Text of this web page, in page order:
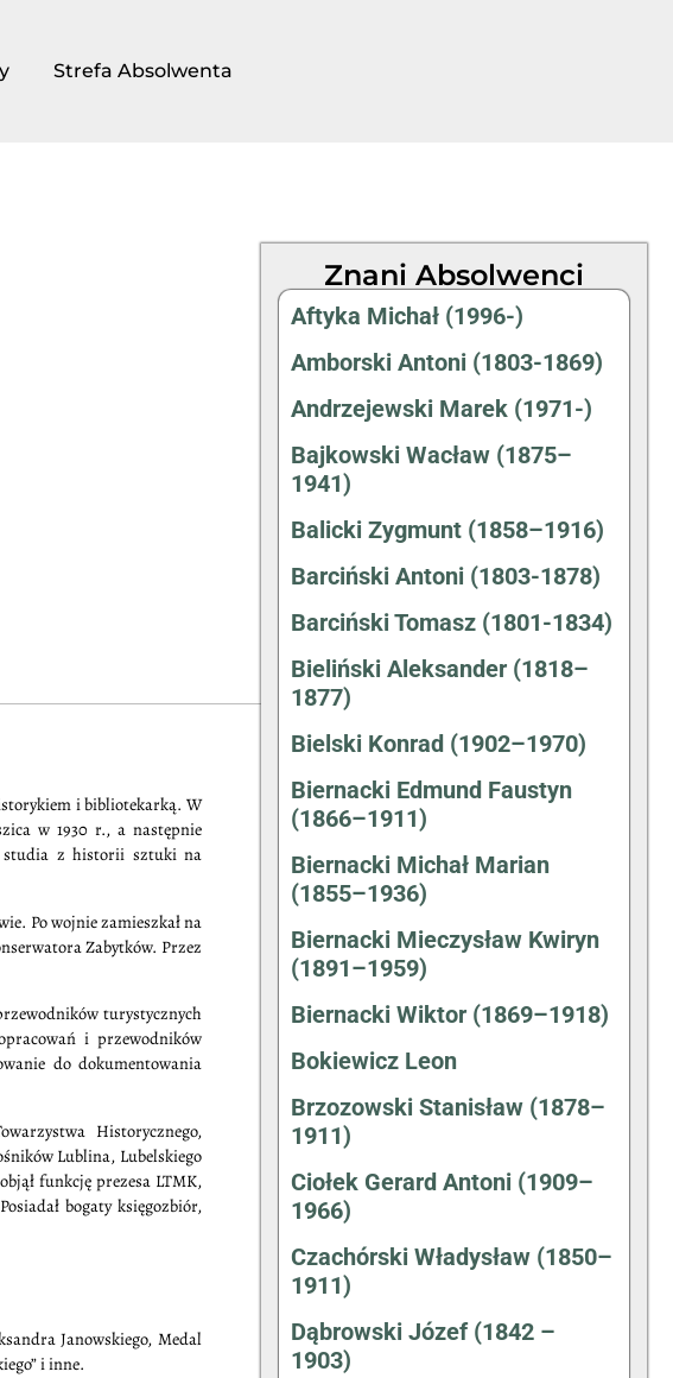
Strefa Absolwenta
i bibliotekarką. W
w 1930 r., a następnie
studia z historii sztuki na
Po wojnie zamieszkał na
Zabytków. Przez
turystycznych
i przewodników
do dokumentowania
Historycznego,
Lublina, Lubelskiego
funkcję prezesa LTMK,
bogaty księgozbiór,
Janowskiego, Medal
i inne.
Znani Absolwenci
Aftyka Michał (1996-)
Amborski Antoni (1803-1869)
Andrzejewski Marek (1971-)
Bajkowski Wacław (1875–
1941)
Balicki Zygmunt (1858–1916)
Barciński Antoni (1803-1878)
Barciński Tomasz (1801-1834)
Bieliński Aleksander (1818–
1877)
Bielski Konrad (1902–1970)
Biernacki Edmund Faustyn
(1866–1911)
Biernacki Michał Marian
(1855–1936)
Biernacki Mieczysław Kwiryn
(1891–1959)
Biernacki Wiktor (1869–1918)
Bokiewicz Leon
Brzozowski Stanisław (1878–
1911)
Ciołek Gerard Antoni (1909–
1966)
Czachórski Władysław (1850–
1911)
Dąbrowski Józef (1842 –
1903)